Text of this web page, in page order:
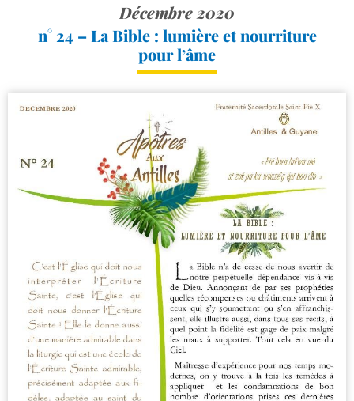
Décembre 2020
n° 24 – La Bible : lumière et nourriture
pour l’âme